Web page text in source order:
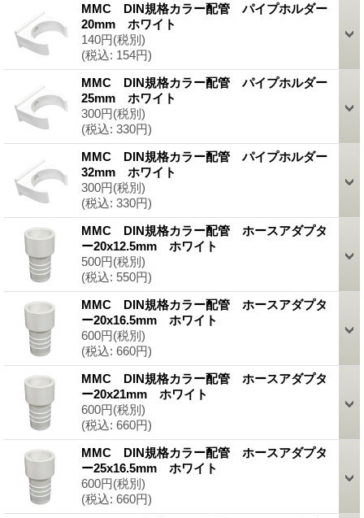
MMC DIN規格カラー配管 パイプホルダー
20mm ホワイト
140円(税別)
(税込: 154円)
MMC DIN規格カラー配管 パイプホルダー
25mm ホワイト
300円(税別)
(税込: 330円)
MMC DIN規格カラー配管 パイプホルダー
32mm ホワイト
300円(税別)
(税込: 330円)
MMC DIN規格カラー配管 ホースアダプタ
ー20x12.5mm ホワイト
500円(税別)
(税込: 550円)
MMC DIN規格カラー配管 ホースアダプタ
ー20x16.5mm ホワイト
600円(税別)
(税込: 660円)
MMC DIN規格カラー配管 ホースアダプタ
ー20x21mm ホワイト
600円(税別)
(税込: 660円)
MMC DIN規格カラー配管 ホースアダプタ
ー25x16.5mm ホワイト
600円(税別)
(税込: 660円)